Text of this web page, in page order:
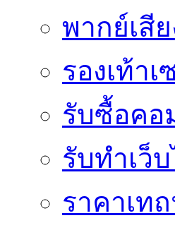
พากย์เสีย
รองเท้า
รับซื้อคอ
รับทำเว็
ราคาเท